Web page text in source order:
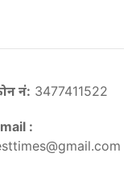
नं: 3477411522
: